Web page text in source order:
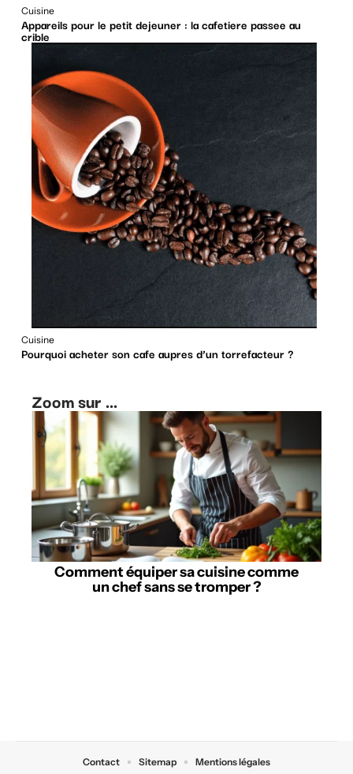
Cuisine
Appareils pour le petit dejeuner : la cafetiere passee au
crible
Cuisine
Pourquoi acheter son cafe aupres d’un torrefacteur ?
Zoom sur ...
Comment équiper sa cuisine comme
un chef sans se tromper ?
Contact Sitemap Mentions légales